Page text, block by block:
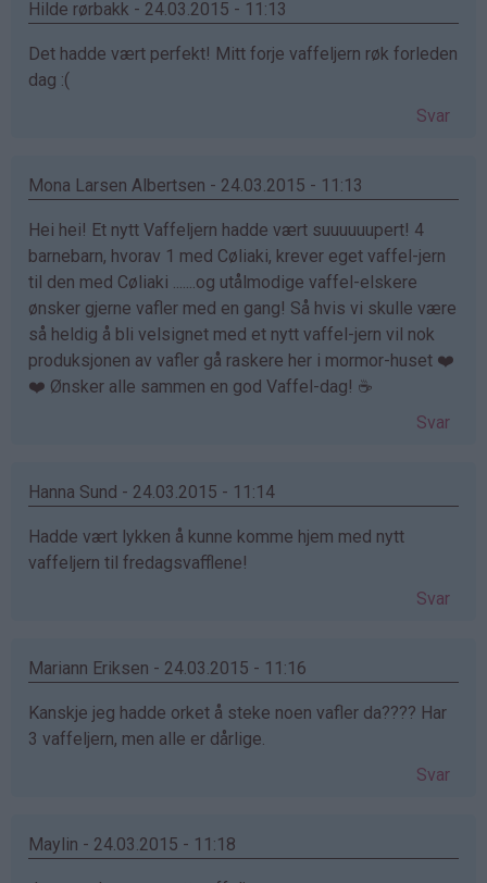
Hilde rørbakk - 24.03.2015 - 11:13
Det hadde vært perfekt! Mitt forje vaffeljern røk forleden
dag :(
Svar
Mona Larsen Albertsen - 24.03.2015 - 11:13
Hei hei! Et nytt Vaffeljern hadde vært suuuuuupert! 4
barnebarn, hvorav 1 med Cøliaki, krever eget vaffel-jern
til den med Cøliaki .......og utålmodige vaffel-elskere
ønsker gjerne vafler med en gang! Så hvis vi skulle være
så heldig å bli velsignet med et nytt vaffel-jern vil nok
produksjonen av vafler gå raskere her i mormor-huset ❤️
❤️ Ønsker alle sammen en god Vaffel-dag! ☕️
Svar
Hanna Sund - 24.03.2015 - 11:14
Hadde vært lykken å kunne komme hjem med nytt
vaffeljern til fredagsvafflene!
Svar
Mariann Eriksen - 24.03.2015 - 11:16
Kanskje jeg hadde orket å steke noen vafler da???? Har
3 vaffeljern, men alle er dårlige.
Svar
Maylin - 24.03.2015 - 11:18